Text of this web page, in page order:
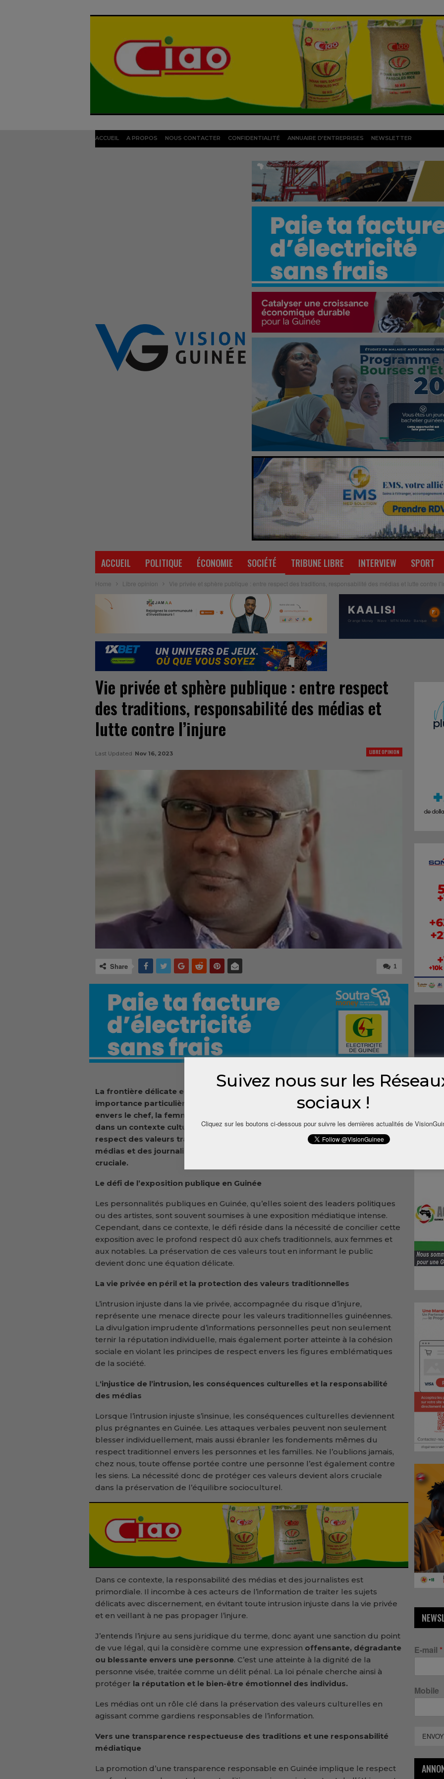
ACCUEIL A PROPOS NOUS CONTACTER CONFIDENTIALITÉ ANNUAIRE D’ENTREPRISES NEWSLETTER
ACCUEIL POLITIQUE ÉCONOMIE SOCIÉTÉ TRIBUNE LIBRE INTERVIEW SPORT
Home Libre opinion Vie privée et sphère publique : entre respect des traditions, responsabilité des médias et lutte contre
Vie privée et sphère publique : entre respect
des traditions, responsabilité des médias et
lutte contre l’injure
LIBRE OPINION
Last Updated Nov 16, 2023
1
Share
La frontière délicate entre la vie privée et la sphère publique revêt une
importance particulière en Guinée, où les traditions dictent le respect
envers le chef, la femme et le notable. Cette réflexion complexe s’inscrit
dans un contexte culturel où l’équilibre entre l’exposition nécessaire et le
respect des valeurs traditionnelles est essentiel. La responsabilité des
médias et des journalistes dans ce dialogue délicat ajoute une dimension
cruciale.
Le défi de l’exposition publique en Guinée
Les personnalités publiques en Guinée, qu’elles soient des leaders politiques
ou des artistes, sont souvent soumises à une exposition médiatique intense.
Cependant, dans ce contexte, le défi réside dans la nécessité de concilier cette
exposition avec le profond respect dû aux chefs traditionnels, aux femmes et
aux notables. La préservation de ces valeurs tout en informant le public
devient donc une équation délicate.
La vie privée en péril et la protection des valeurs traditionnelles
L’intrusion injuste dans la vie privée, accompagnée du risque d’injure,
représente une menace directe pour les valeurs traditionnelles guinéennes.
La divulgation imprudente d’informations personnelles peut non seulement
ternir la réputation individuelle, mais également porter atteinte à la cohésion
sociale en violant les principes de respect envers les figures emblématiques
de la société.
L‘injustice de l’intrusion, les conséquences culturelles et la responsabilité
des médias
Lorsque l’intrusion injuste s’insinue, les conséquences culturelles deviennent
plus prégnantes en Guinée. Les attaques verbales peuvent non seulement
blesser individuellement, mais aussi ébranler les fondements mêmes du
respect traditionnel envers les personnes et les familles. Ne l’oublions jamais,
chez nous, toute offense portée contre une personne l’est également contre
les siens. La nécessité donc de protéger ces valeurs devient alors cruciale
dans la préservation de l’équilibre socioculturel.
Dans ce contexte, la responsabilité des médias et des journalistes est
primordiale. Il incombe à ces acteurs de l’information de traiter les sujets
délicats avec discernement, en évitant toute intrusion injuste dans la vie privée
et en veillant à ne pas propager l’injure.
J’entends l’injure au sens juridique du terme, donc ayant une sanction du point
de vue légal, qui la considère comme une expression offensante, dégradante
ou blessante envers une personne. C’est une atteinte à la dignité de la
personne visée, traitée comme un délit pénal. La loi pénale cherche ainsi à
protéger la réputation et le bien-être émotionnel des individus.
Les médias ont un rôle clé dans la préservation des valeurs culturelles en
agissant comme gardiens responsables de l’information.
Vers une transparence respectueuse des traditions et une responsabilité
médiatique
La promotion d’une transparence responsable en Guinée implique le respect
E-mail *
Mobile
Suivez nous sur les
sociaux !
Cliquez sur les boutons ci-dessous pour suivre les dernières actualités de